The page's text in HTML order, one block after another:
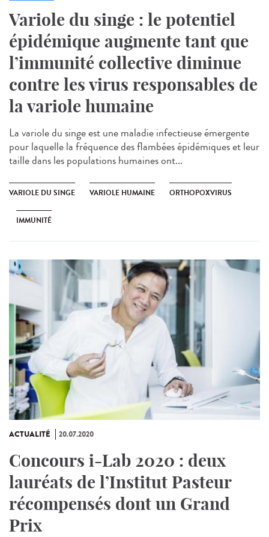
Variole du singe : le potentiel
épidémique augmente tant que
l’immunité collective diminue
contre les virus responsables de
la variole humaine
La variole du singe est une maladie infectieuse émergente
pour laquelle la fréquence des flambées épidémiques et leur
taille dans les populations humaines ont...
VARIOLE DU SINGE VARIOLE HUMAINE ORTHOPOXVIRUS
IMMUNITÉ
ACTUALITÉ 20.07.2020
Concours i-Lab 2020 : deux
lauréats de l’Institut Pasteur
récompensés dont un Grand
Prix